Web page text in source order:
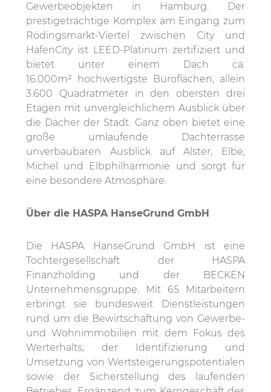
Gewerbeobjekten in Hamburg. Der
prestigeträchtige Komplex am Eingang zum
Rödingsmarkt-Viertel zwischen City und
HafenCity ist LEED-Platinum zertifiziert und
bietet unter einem Dach ca.
16.000m² hochwertigste Büroflächen, allein
3.600 Quadratmeter in den obersten drei
Etagen mit unvergleichlichem Ausblick über
die Dächer der Stadt. Ganz oben bietet eine
große umlaufende Dachterrasse
unverbaubaren Ausblick auf Alster, Elbe,
Michel und Elbphilharmonie und sorgt für
eine besondere Atmosphäre.
Über die HASPA HanseGrund GmbH
Die HASPA HanseGrund GmbH ist eine
Tochtergesellschaft der HASPA
Finanzholding und der BECKEN
Unternehmensgruppe. Mit 65 Mitarbeitern
erbringt sie bundesweit Dienstleistungen
rund um die Bewirtschaftung von Gewerbe-
und Wohnimmobilien mit dem Fokus des
Werterhalts, der Identifizierung und
Umsetzung von Wertsteigerungspotentialen
sowie der Sicherstellung des laufenden